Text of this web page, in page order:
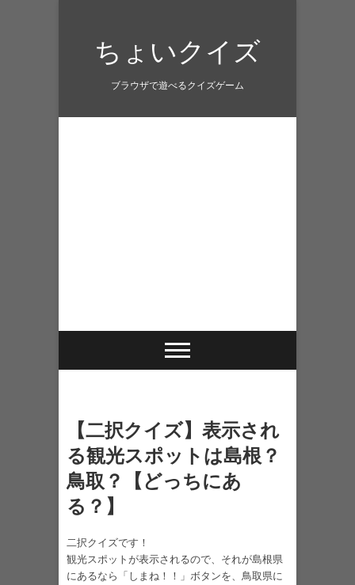
ちょいクイズ
ブラウザで遊べるクイズゲーム
【二択クイズ】表示され
る観光スポットは島根？
鳥取？【どっちにあ
る？】
二択クイズです！
観光スポットが表示されるので、それが島根県
にあるなら「しまね！！」ボタンを、鳥取県に